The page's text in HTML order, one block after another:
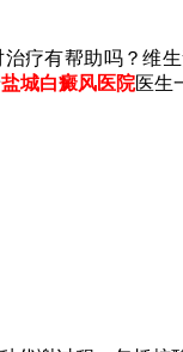
有帮助吗？维生
盐城白癜风医院医生